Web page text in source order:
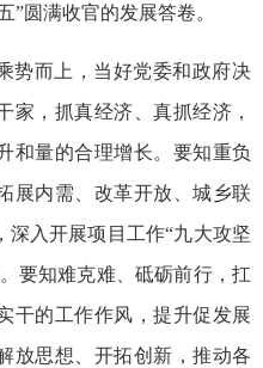
”圆满收官的发展答卷。
势而上，当好党委和政府决
家，抓真经济、真抓经济，
和量的合理增长。要知重负
展内需、改革开放、城乡联
入开展项目工作“九大攻坚
要知难克难、砥砺前行，扛
干的工作作风，提升促发展
放思想、开拓创新，推动各